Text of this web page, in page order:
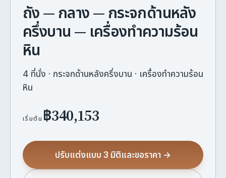
ถัง — กลาง — กระจกด้านหลัง
ครึ่งบาน — เครื่องทำความร้อน
หิน
4 ที่นั่ง · กระจกด้านหลังครึ่งบาน · เครื่องทำความร้อน
หิน
เริ่มต้น ฿340,153
ปรับแต่งแบบ 3 มิติและขอราคา →